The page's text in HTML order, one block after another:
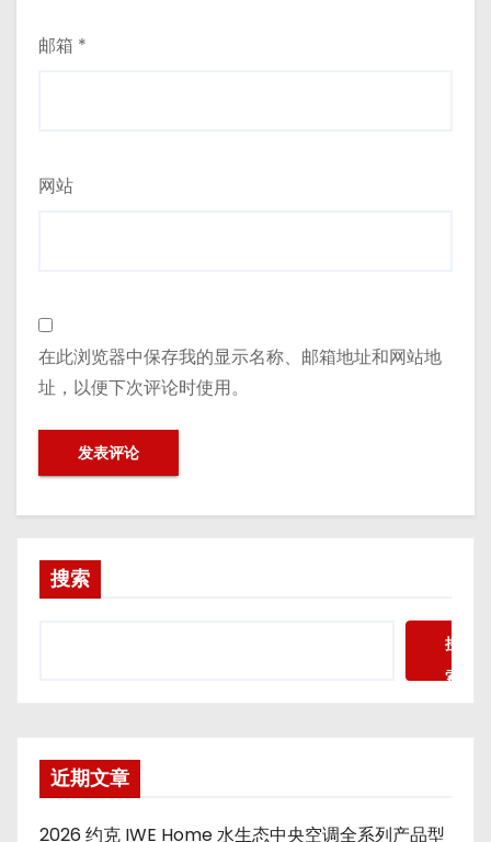
邮箱 *
网站
在此浏览器中保存我的显示名称、邮箱地址和网站地
址，以便下次评论时使用。
搜索
搜
索
近期文章
2026 约克 IWE Home 水生态中央空调全系列产品型